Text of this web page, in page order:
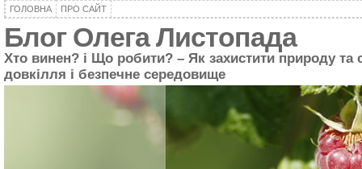
ГОЛОВНА ПРО САЙТ
Блог Олега Листопада
Хто винен? і Що робити? – Як захистити природу та
довкілля і безпечне середовище